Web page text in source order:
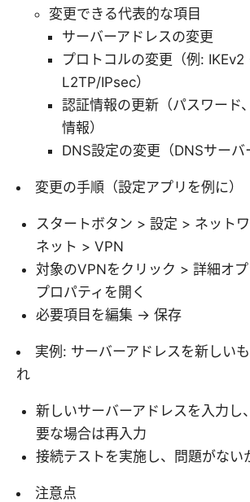
変更できる代表的な項目
サーバーアドレスの変更
プロトコルの変更（例:
L2TP/IPsec）
認証情報の更新（パスワード
情報）
DNS設定の変更（DNSサーバ
変更の手順（設定アプリを例に）
スタートボタン > 設定 > ネット
ネット > VPN
対象のVPNをクリック > 詳細オ
プロパティを開く
必要項目を編集 -> 保存
実例: サーバーアドレスを新しい
れ
新しいサーバーアドレスを入力し
要な場合は再入力
接続テストを実施し、問題がない
注意点